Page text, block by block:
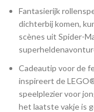
Fantasierijk
dichterbij komen,
scènes uit Spider-
Cadeautip voor de
inspireert de
speelplezier voor
het laatste vakje is